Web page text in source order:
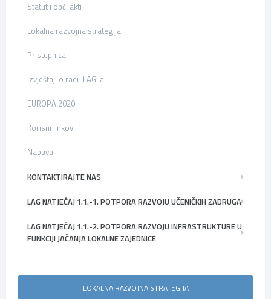
Statut i opći akti
Lokalna razvojna strategija
Pristupnica
Izvještaji o radu LAG-a
EUROPA 2020
Korisni linkovi
Nabava
KONTAKTIRAJTE NAS
LAG NATJEČAJ 1.1.-1. POTPORA RAZVOJU UČENIČKIH ZADRUGA
LAG NATJEČAJ 1.1.-2. POTPORA RAZVOJU INFRASTRUKTURE U
FUNKCIJI JAČANJA LOKALNE ZAJEDNICE
LOKALNA RAZVOJNA STRATEGIJA